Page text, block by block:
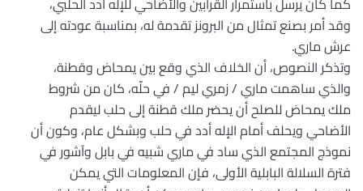
وقد أمر بصنع تمثال من البرونز تقدمة له، بمناسبة عودته إلى
عرش ماري.
وتذكر النصوص، أن الخلاف الذي وقع بين يمحاض وقطنة،
والذي ساهمت ماري / زمري ليم / في حلّه، كان من شروط
ملك يمحاض للصلح أن يحضر ملك قطنة إلى حلب ليقدم
الأضاحي ويحلف أمام الإله أدد في حلب وبشكل عام، وكون أن
نموذج المجتمع الذي ساد في ماري شبيه في بابل وآشور في
فترة السلالة البابلية الأولى، فإن المعلومات التي يمكن